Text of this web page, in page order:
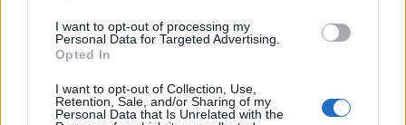
I want to opt-out of processing my
Personal Data for Targeted Advertising.
Opted In
I want to opt-out of Collection, Use,
Retention, Sale, and/or Sharing of my
Personal Data that Is Unrelated with the
Levantes Houses